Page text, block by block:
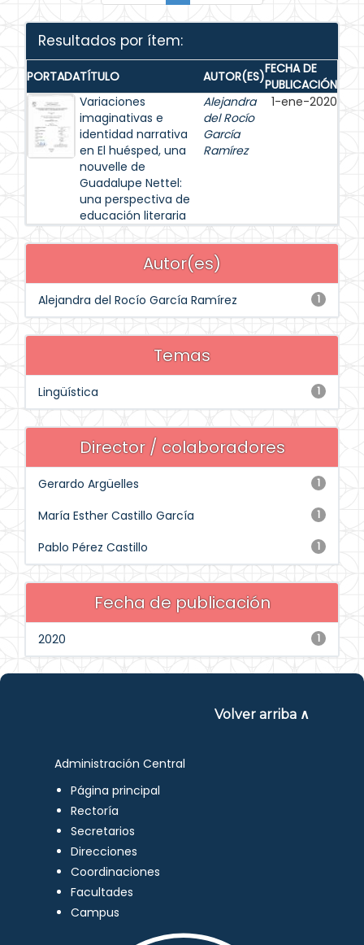
Resultados por ítem:
PORTADATÍTULO AUTOR(ES)FECHA DE
PUBLICACIÓN
Variaciones
imaginativas e
identidad narrativa
en El huésped, una
nouvelle de
Guadalupe Nettel:
una perspectiva de
educación literaria
Alejandra
del Rocío
García
Ramírez
1-ene-2020
Autor(es)
1
Alejandra del Rocío García Ramírez
Temas
1
Lingüística
Director / colaboradores
1
Gerardo Argüelles
1
María Esther Castillo García
1
Pablo Pérez Castillo
Fecha de publicación
1
2020
Volver arriba ∧
Administración Central
Página principal
Rectoría
Secretarios
Direcciones
Coordinaciones
Facultades
Campus